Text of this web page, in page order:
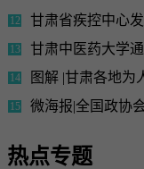
12 甘肃省疾控中心
13 甘肃中医药大学
14 图解 |甘肃各地为
15 微海报|全国政协
热点专题